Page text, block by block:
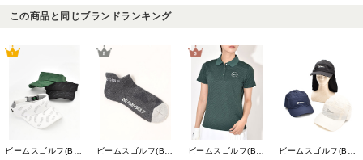
この商品と同じブランドランキング
ビームスゴルフ(BEAMS GOLF)
ビームスゴルフ(BEAMS GOLF)
ビームスゴルフ(BEAMS GOLF)
ビームスゴルフ(BEAMS GOLF)